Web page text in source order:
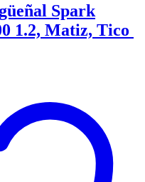
Spark
1.2, Matiz, Tico